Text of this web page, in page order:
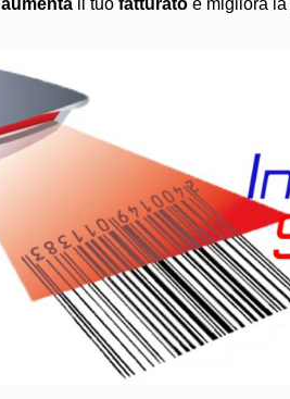
aumentail tuo fatturatoe migliora la